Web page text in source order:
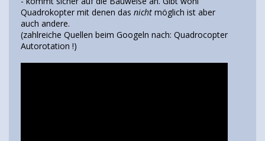
Quadrokopter mit denen das nicht möglich ist aber
auch andere.
(zahlreiche Quellen beim Googeln nach: Quadrocopter
Autorotation !)